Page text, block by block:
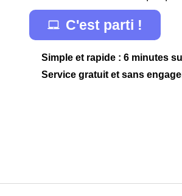
C'est parti !
Simple et rapide : 6 minutes
Service gratuit et sans